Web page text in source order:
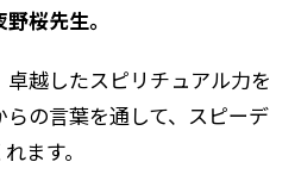
桜先生。
越したスピリチュアル力を
の言葉を通して、スピーデ
ます。